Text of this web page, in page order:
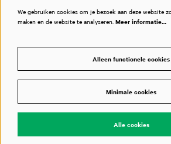
Powered byCultureSuite
We gebruiken cookies om je bezoek aan deze website
maken en de website te analyseren. Meer informatie…
Alleen functionele cookies
Minimale cookies
Alle cookies